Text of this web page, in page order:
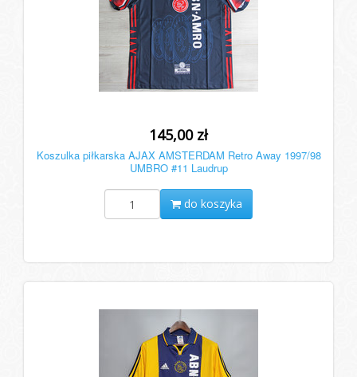
145,00 zł
Koszulka piłkarska AJAX AMSTERDAM Retro Away 1997/98
UMBRO #11 Laudrup
do koszyka